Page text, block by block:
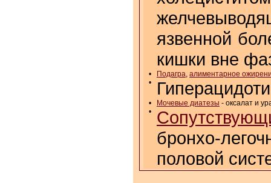
язвенной
кишки вне
• Подагра, алиментарное
•
• Мочевые диатезы - оксалат и
•
бронхо-
половой